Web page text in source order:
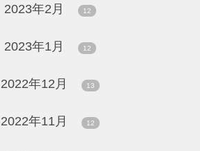
2023年2月 12
2023年1月 12
2022年12月 13
2022年11月 12